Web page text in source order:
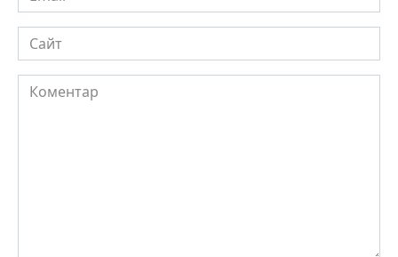
Сайт
Коментар